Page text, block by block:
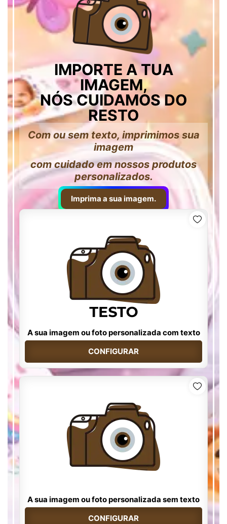
IMPORTE A TUA
IMAGEM,
NÓS CUIDAMOS DO
RESTO
Com ou sem texto, imprimimos sua
imagem
com cuidado em nossos produtos
personalizados.
Imprima a sua imagem.
A sua imagem ou foto personalizada com texto
CONFIGURAR
A sua imagem ou foto personalizada sem texto
CONFIGURAR